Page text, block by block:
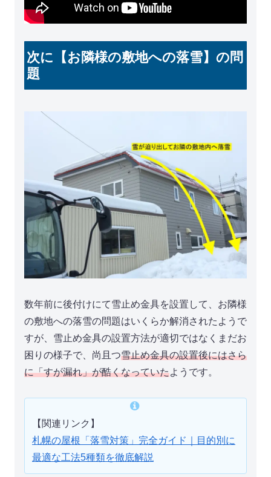
次に【お隣様の敷地への落雪】の問
題
数年前に後付けにて雪止め金具を設置して、お隣様
の敷地への落雪の問題はいくらか解消されたようで
すが、雪止め金具の設置方法が適切ではなくまだお
困りの様子で、尚且つ雪止め金具の設置後にはさら
に「すが漏れ」が酷くなっていたようです。
【関連リンク】
札幌の屋根「落雪対策」完全ガイド｜目的別に
最適な工法5種類を徹底解説